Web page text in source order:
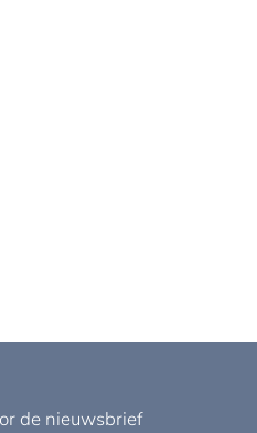
de nieuwsbrief